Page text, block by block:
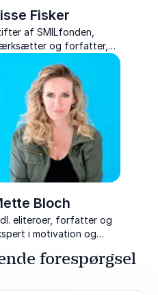
Fisker
af SMILfonden,
og forfatter,
inspirerer med stærke
om livsglæde, mod
ansvar for eget liv.
Bloch
eliteroer, forfatter og
i motivation og
arbejdsglæde, vaner og
forespørgsel